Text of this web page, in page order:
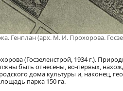
Генплан (арх. М. И. Прохорова.
(Госзеленстрой, 1934 г.).
быть отнесены, во-первых,
дома культуры и, наконец,
парка 150 га.